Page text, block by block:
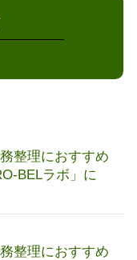
整理におすすめ
BELラボ」に
整理におすすめ